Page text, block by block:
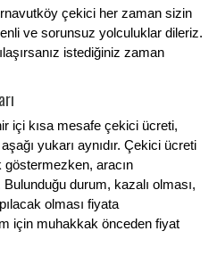
çekici her zaman sizin
ve sorunsuz yolculuklar dileriz.
istediğiniz zaman
içi kısa mesafe çekici ücreti,
yukarı aynıdır. Çekici ücreti
göstermezken, aracın
durum, kazalı olması,
olması fiyata
için muhakkak önceden fiyat